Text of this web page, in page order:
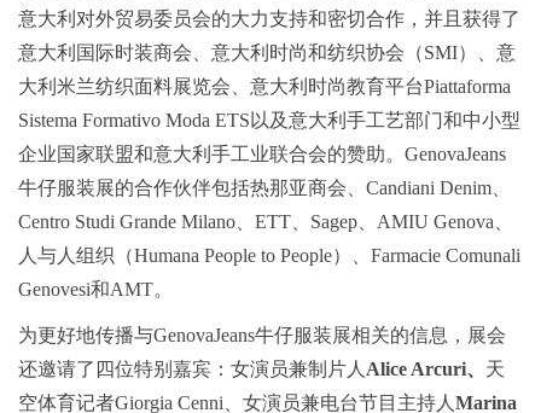
意大利对外贸易委员会的大力支持和密切合作，并且获得了
意大利国际时装商会、意大利时尚和纺织协会（SMI）、意
大利米兰纺织面料展览会、意大利时尚教育平台Piattaforma
Sistema Formativo Moda ETS以及意大利手工艺部门和中小型
企业国家联盟和意大利手工业联合会的赞助。GenovaJeans
牛仔服装展的合作伙伴包括热那亚商会、Candiani Denim、
Centro Studi Grande Milano、ETT、Sagep、AMIU Genova、
人与人组织（Humana People to People）、Farmacie Comunali
Genovesi和AMT。
为更好地传播与GenovaJeans牛仔服装展相关的信息，展会
还邀请了四位特别嘉宾：女演员兼制片人 Alice Arcuri、 天
空体育记者Giorgia Cenni、女演员兼电台节目主持人 Marina